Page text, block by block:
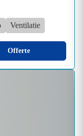
Ventilatie
Offerte